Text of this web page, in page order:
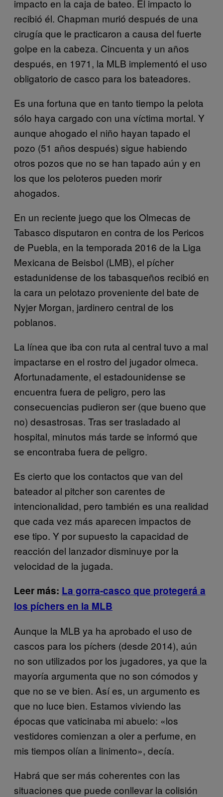
impacto en la caja de bateo. El impacto lo
recibió él. Chapman murió después de una
cirugía que le practicaron a causa del fuerte
golpe en la cabeza. Cincuenta y un años
después, en 1971, la MLB implementó el uso
obligatorio de casco para los bateadores.
Es una fortuna que en tanto tiempo la pelota
sólo haya cargado con una víctima mortal. Y
aunque ahogado el niño hayan tapado el
pozo (51 años después) sigue habiendo
otros pozos que no se han tapado aún y en
los que los peloteros pueden morir
ahogados.
En un reciente juego que los Olmecas de
Tabasco disputaron en contra de los Pericos
de Puebla, en la temporada 2016 de la Liga
Mexicana de Beisbol (LMB), el pícher
estadunidense de los tabasqueños recibió en
la cara un pelotazo proveniente del bate de
Nyjer Morgan, jardinero central de los
poblanos.
La línea que iba con ruta al central tuvo a mal
impactarse en el rostro del jugador olmeca.
Afortunadamente, el estadounidense se
encuentra fuera de peligro, pero las
consecuencias pudieron ser (que bueno que
no) desastrosas. Tras ser trasladado al
hospital, minutos más tarde se informó que
se encontraba fuera de peligro.
Es cierto que los contactos que van del
bateador al pitcher son carentes de
intencionalidad, pero también es una realidad
que cada vez más aparecen impactos de
ese tipo. Y por supuesto la capacidad de
reacción del lanzador disminuye por la
velocidad de la jugada.
Leer más: La gorra-casco que protegerá a
los píchers en la MLB
Aunque la MLB ya ha aprobado el uso de
cascos para los píchers (desde 2014), aún
no son utilizados por los jugadores, ya que la
mayoría argumenta que no son cómodos y
que no se ve bien. Así es, un argumento es
que no luce bien. Estamos viviendo las
épocas que vaticinaba mi abuelo: «los
vestidores comienzan a oler a perfume, en
mis tiempos olían a linimento», decía.
Habrá que ser más coherentes con las
situaciones que puede conllevar la colisión